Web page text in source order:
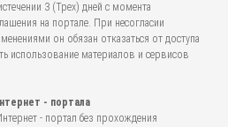
3 (Трех) дней с момента
на портале. При несогласии
он обязан отказаться от доступа
использование материалов и сервисов
- портала
- портал без прохождения